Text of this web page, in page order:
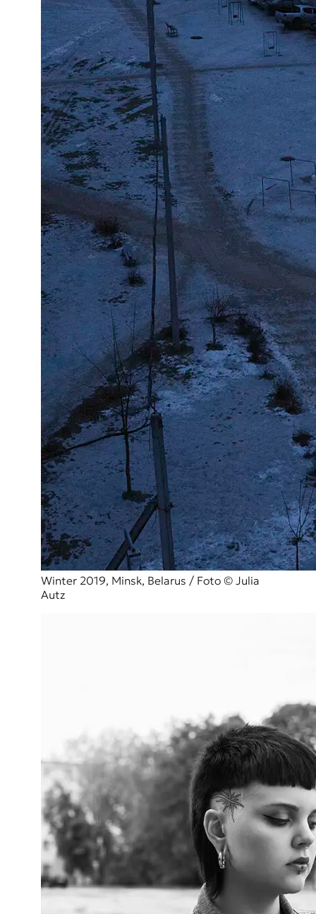
Winter 2019, Minsk, Belarus / Foto © Julia
Autz